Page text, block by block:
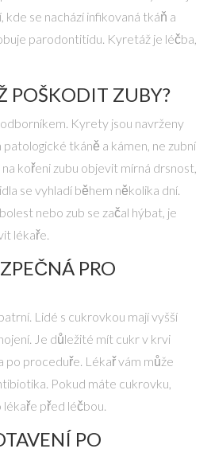
kde se nachází infikovaná tkáň a
parodontitidu. Kyretáž je léčba,
POŠKODIT ZUBY?
Kyrety jsou navrženy
tkáně a kámen, ne zubní
kořeni zubu objevit mírná drsnost,
se vyhladí během několika dní.
nebo zub se začal hýbat, je
lékaře.
PRO
Lidé s cukrovkou mají vyšší
Je důležité mít cukr v krvi
po proceduře. Lékař vám může
Pokud máte cukrovku,
před léčbou.
PO